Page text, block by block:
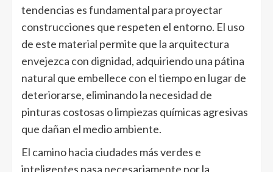
tendencias es fundamental para proyectar
construcciones que respeten el entorno. El uso
de este material permite que la arquitectura
envejezca con dignidad, adquiriendo una pátina
natural que embellece con el tiempo en lugar de
deteriorarse, eliminando la necesidad de
pinturas costosas o limpiezas químicas agresivas
que dañan el medio ambiente.
El camino hacia ciudades más verdes e
inteligentes pasa necesariamente por la